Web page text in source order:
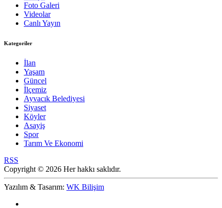
Foto Galeri
Videolar
Canlı Yayın
Kategoriler
İlan
Yaşam
Güncel
İlçemiz
Ayvacık Belediyesi
Siyaset
Köyler
Asayiş
Spor
Tarım Ve Ekonomi
RSS
Copyright © 2026 Her hakkı saklıdır.
Yazılım & Tasarım: WK Bilişim